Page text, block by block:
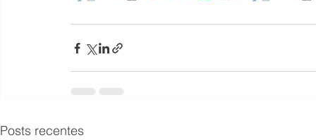
Posts recentes